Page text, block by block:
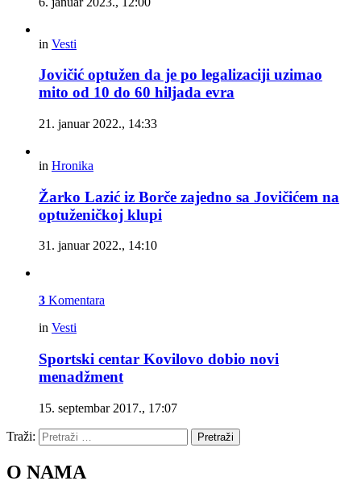
in Vesti
Jovičić optužen da je po legalizaciji uzimao
mito od 10 do 60 hiljada evra
21. januar 2022., 14:33
in Hronika
Žarko Lazić iz Borče zajedno sa Jovičićem na
optuženičkoj klupi
31. januar 2022., 14:10
3 Komentara
in Vesti
Sportski centar Kovilovo dobio novi
menadžment
15. septembar 2017., 17:07
Traži: Pretraži
O NAMA